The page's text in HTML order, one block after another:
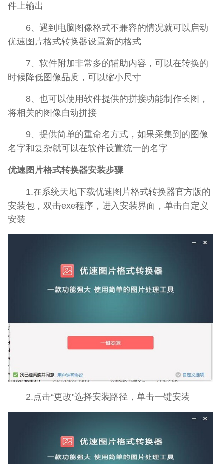
件上输出
6、遇到电脑图像格式不兼容的情况就可以启动
优速图片格式转换器设置新的格式
7、软件附加非常多的辅助内容，可以在转换的
时候降低图像品质，可以缩小尺寸
8、也可以使用软件提供的拼接功能制作长图，
将相关的图像自动拼接
9、提供简单的重命名方式，如果采集到的图像
名字和复杂就可以在软件设置统一的名字
优速图片格式转换器安装步骤
1.在系统天地下载优速图片格式转换器官方版的
安装包，双击exe程序，进入安装界面，单击自定义
安装
2.点击“更改”选择安装路径，单击一键安装